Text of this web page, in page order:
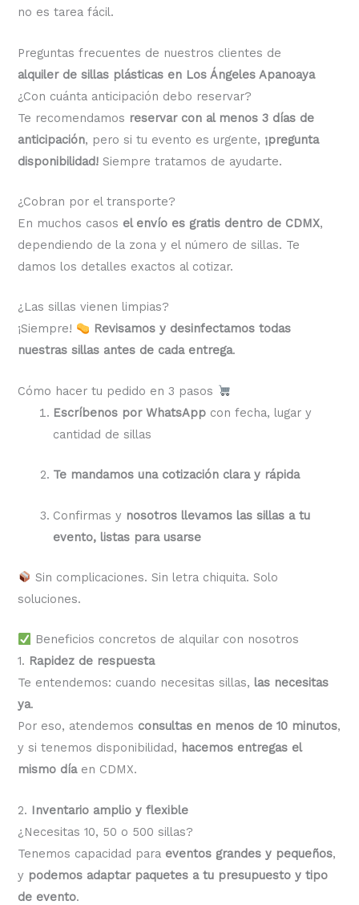
no es tarea fácil.
Preguntas frecuentes de nuestros clientes de
alquiler de sillas plásticas en Los Ángeles Apanoaya
¿Con cuánta anticipación debo reservar?
Te recomendamos reservar con al menos 3 días de
anticipación, pero si tu evento es urgente, ¡pregunta
disponibilidad! Siempre tratamos de ayudarte.
¿Cobran por el transporte?
En muchos casos el envío es gratis dentro de CDMX,
dependiendo de la zona y el número de sillas. Te
damos los detalles exactos al cotizar.
¿Las sillas vienen limpias?
¡Siempre!
Revisamos y desinfectamos todas
nuestras sillas antes de cada entrega.
Cómo hacer tu pedido en 3 pasos
Escríbenos por WhatsApp con fecha, lugar y
cantidad de sillas
Te mandamos una cotización clara y rápida
Confirmas y nosotros llevamos las sillas a tu
evento, listas para usarse
Sin complicaciones. Sin letra chiquita. Solo
soluciones.
Beneficios concretos de alquilar con nosotros
1. Rapidez de respuesta
Te entendemos: cuando necesitas sillas, las necesitas
ya.
Por eso, atendemos consultas en menos de 10 minutos,
y si tenemos disponibilidad, hacemos entregas el
mismo díaen CDMX.
2. Inventario amplio y flexible
¿Necesitas 10, 50 o 500 sillas?
Tenemos capacidad para eventos grandes y pequeños,
y podemos adaptar paquetes a tu presupuesto y tipo
de evento.